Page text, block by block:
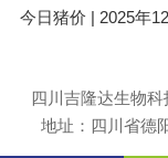
四川吉隆达生物
地址：四川省德